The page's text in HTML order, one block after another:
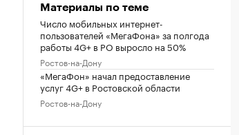
Материалы по теме
Число мобильных интернет-
пользователей «МегаФона» за полгода
работы 4G+ в РО выросло на 50%
Ростов-на-Дону
«МегаФон» начал предоставление
услуг 4G+ в Ростовской области
Ростов-на-Дону